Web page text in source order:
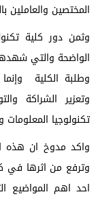
المختصين والعاملين
وثمن دور كلية
الواضحة والتي
وطلبة الكلية
وتعزير الشراكة
تكنولوجيا
واكد مدوخ ان هذه
وترفع من اثرها في
احد اهم المواضيع